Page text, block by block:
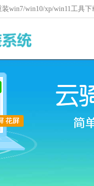
win7/win10/xp/win11工具